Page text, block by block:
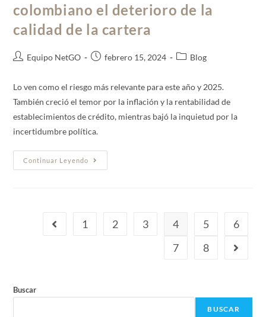
colombiano el deterioro de la
calidad de la cartera
Equipo NetGO febrero 15, 2024 Blog
Lo ven como el riesgo más relevante para este año y 2025.
También creció el temor por la inflación y la rentabilidad de
establecimientos de crédito, mientras bajó la inquietud por la
incertidumbre política.
Continuar Leyendo
1 2 3 4 5
6
7
8
Buscar
BUSCAR